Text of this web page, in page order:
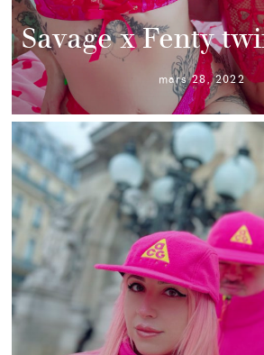
Savage x Fenty
mars 28, 2022